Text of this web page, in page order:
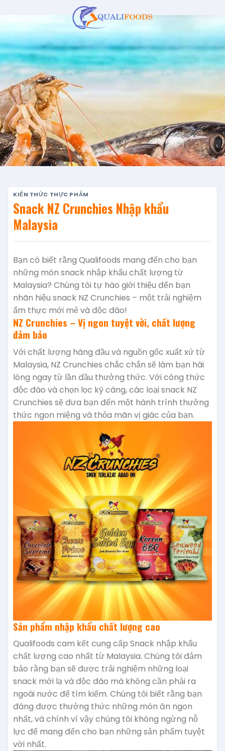
content
KIẾN THỨC THỰC PHẨM
Snack NZ Crunchies Nhập khẩu
Malaysia
Bạn có biết rằng Qualifoods mang đến cho bạn
những món snack nhập khẩu chất lượng từ
Malaysia? Chúng tôi tự hào giới thiệu đến bạn
nhãn hiệu snack NZ Crunchies – một trải nghiệm
ẩm thực mới mẻ và độc đáo!
NZ Crunchies – Vị ngon tuyệt vời, chất lượng
đảm bảo
Với chất lượng hàng đầu và nguồn gốc xuất xứ từ
Malaysia, NZ Crunchies chắc chắn sẽ làm bạn hài
lòng ngay từ lần đầu thưởng thức. Với công thức
độc đáo và chọn lọc kỹ càng, các loại snack NZ
Crunchies sẽ đưa bạn đến một hành trình thưởng
thức ngon miệng và thỏa mãn vị giác của bạn.
Sản phẩm nhập khẩu chất lượng cao
Qualifoods cam kết cung cấp Snack nhập khẩu
chất lượng cao nhất từ Malaysia. Chúng tôi đảm
bảo rằng bạn sẽ được trải nghiệm những loại
snack mới lạ và độc đáo mà không cần phải ra
ngoài nước để tìm kiếm. Chúng tôi biết rằng bạn
đáng được thưởng thức những món ăn ngon
nhất, và chính vì vậy chúng tôi không ngừng nỗ
lực để mang đến cho bạn những sản phẩm tuyệt
vời nhất.